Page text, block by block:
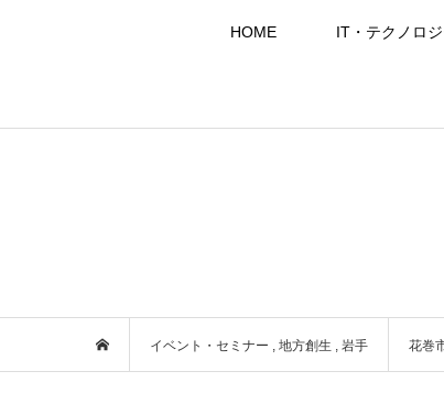
HOME IT・テクノロ
イベント・セミナー 地方創生 岩手 花巻